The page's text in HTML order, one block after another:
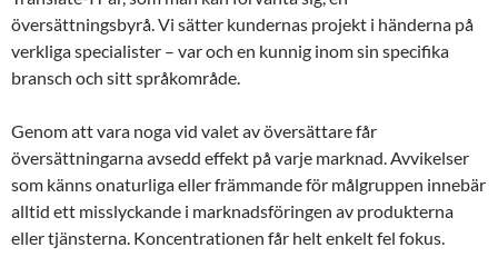
översättningsbyrå. Vi sätter kundernas projekt i händerna på
verkliga specialister – var och en kunnig inom sin specifika
bransch och sitt språkområde.
Genom att vara noga vid valet av översättare får
översättningarna avsedd effekt på varje marknad. Avvikelser
som känns onaturliga eller främmande för målgruppen innebär
alltid ett misslyckande i marknadsföringen av produkterna
eller tjänsterna. Koncentrationen får helt enkelt fel fokus.